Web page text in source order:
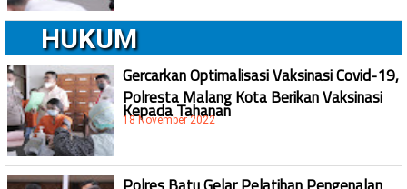
HUKUM
Gercarkan Optimalisasi Vaksinasi Covid-19,
Polresta Malang Kota Berikan Vaksinasi
Kepada Tahanan
18 November 2022